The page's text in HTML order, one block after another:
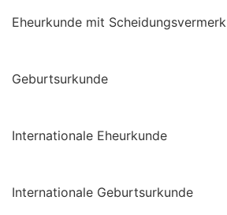
Eheurkunde mit Scheidungsvermerk
Geburtsurkunde
Internationale Eheurkunde
Internationale Geburtsurkunde